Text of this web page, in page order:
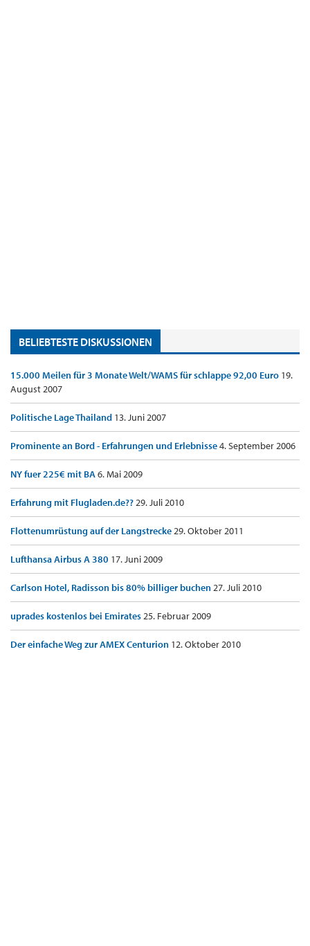
BELIEBTESTE DISKUSSIONEN
15.000 Meilen für 3 Monate Welt/WAMS für schlappe 92,00 Euro 19.
August 2007
Politische Lage Thailand 13. Juni 2007
Prominente an Bord - Erfahrungen und Erlebnisse4. September 2006
NY fuer 225€ mit BA6. Mai 2009
Erfahrung mit Flugladen.de??29. Juli 2010
Flottenumrüstung auf der Langstrecke29. Oktober 2011
Lufthansa Airbus A 380 17. Juni 2009
Carlson Hotel, Radisson bis 80% billiger buchen27. Juli 2010
uprades kostenlos bei Emirates25. Februar 2009
Der einfache Weg zur AMEX Centurion 12. Oktober 2010